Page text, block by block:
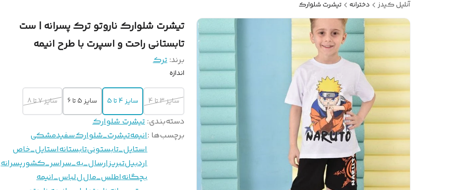
آنلیل کیدز دخترانه تیشرت شلوارک
تیشرت شلوارک ناروتو ترک پسرانه | ست
تابستانی راحت و اسپرت با طرح انیمه
برند:ترک
اندازه
سایز 3 تا 4 سایز 4 تا 5 سایز 5 تا 6 سایز 7 تا 8
دسته‌بندی:تیشرت شلوارک
برچسب‌ها :انیمهتیشرت_شلوارکسفیدمشکی
استایل_تابستونیتابستانهاستایل_خاص
اردبیلتبریزارسال_به_سراسر_کشورپسرانه
بچگانهاطلس_مالللباس_انیمه